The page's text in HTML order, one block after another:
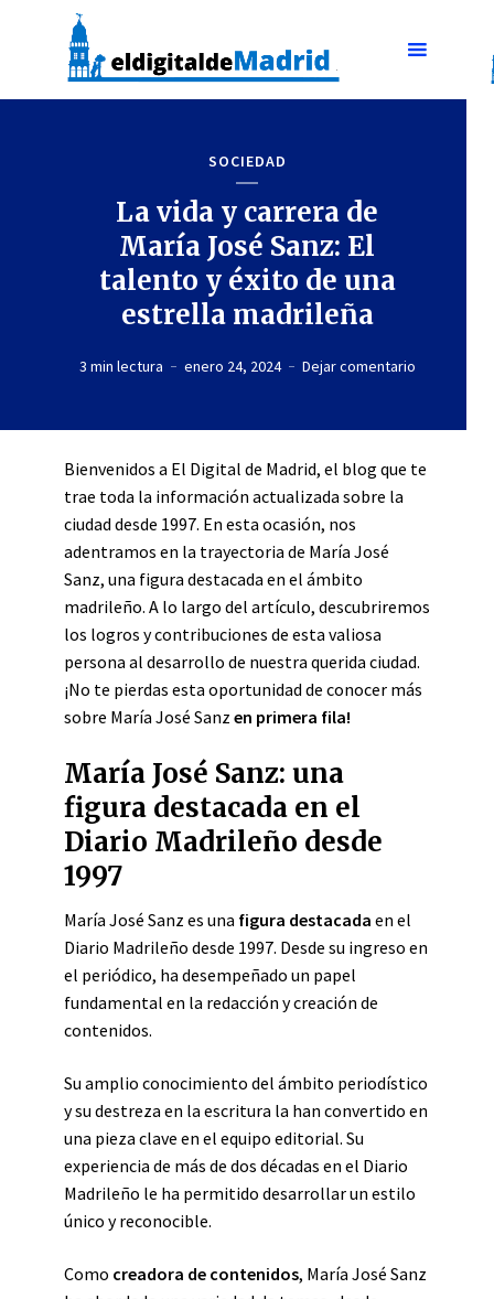
SOCIEDAD
La vida y carrera de
María José Sanz: El
talento y éxito de una
estrella madrileña
3 min lectura enero 24, 2024 Dejar comentario
Bienvenidos a El Digital de Madrid, el blog que te
trae toda la información actualizada sobre la
ciudad desde 1997. En esta ocasión, nos
adentramos en la trayectoria de María José
Sanz, una figura destacada en el ámbito
madrileño. A lo largo del artículo, descubriremos
los logros y contribuciones de esta valiosa
persona al desarrollo de nuestra querida ciudad.
¡No te pierdas esta oportunidad de conocer más
sobre María José Sanz en primera fila!
María José Sanz: una
figura destacada en el
Diario Madrileño desde
1997
María José Sanz es una figura destacada en el
Diario Madrileño desde 1997. Desde su ingreso en
el periódico, ha desempeñado un papel
fundamental en la redacción y creación de
contenidos.
Su amplio conocimiento del ámbito periodístico
y su destreza en la escritura la han convertido en
una pieza clave en el equipo editorial. Su
experiencia de más de dos décadas en el Diario
Madrileño le ha permitido desarrollar un estilo
único y reconocible.
Como creadora de contenidos, María José Sanz